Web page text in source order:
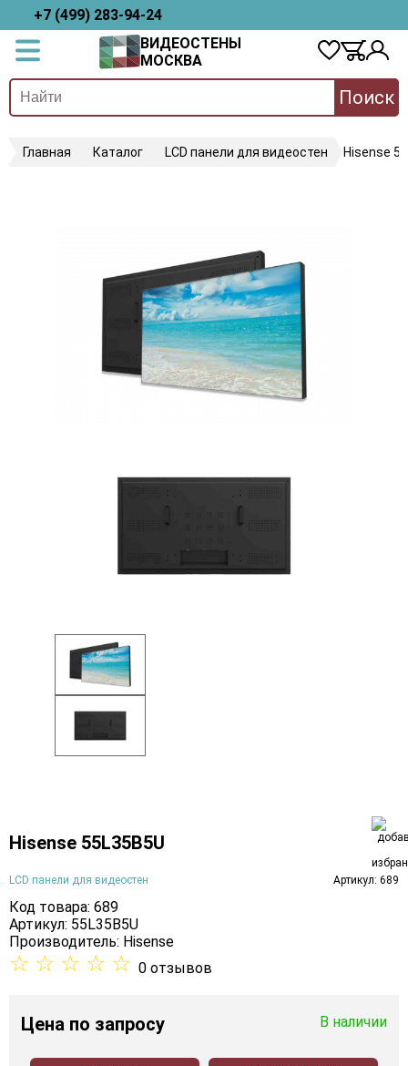
+7 (499) 283-94-24
ВИДЕОСТЕНЫ
МОСКВА
Поиск
Главная Каталог LCD панели для видеостен Hisense
Hisense 55L35B5U
LCD панели для видеостен Артикул: 689
Код товара: 689
Артикул: 55L35B5U
Производитель: Hisense
☆ ☆ ☆ ☆ ☆ 0 отзывов
Цена по запросу В наличии